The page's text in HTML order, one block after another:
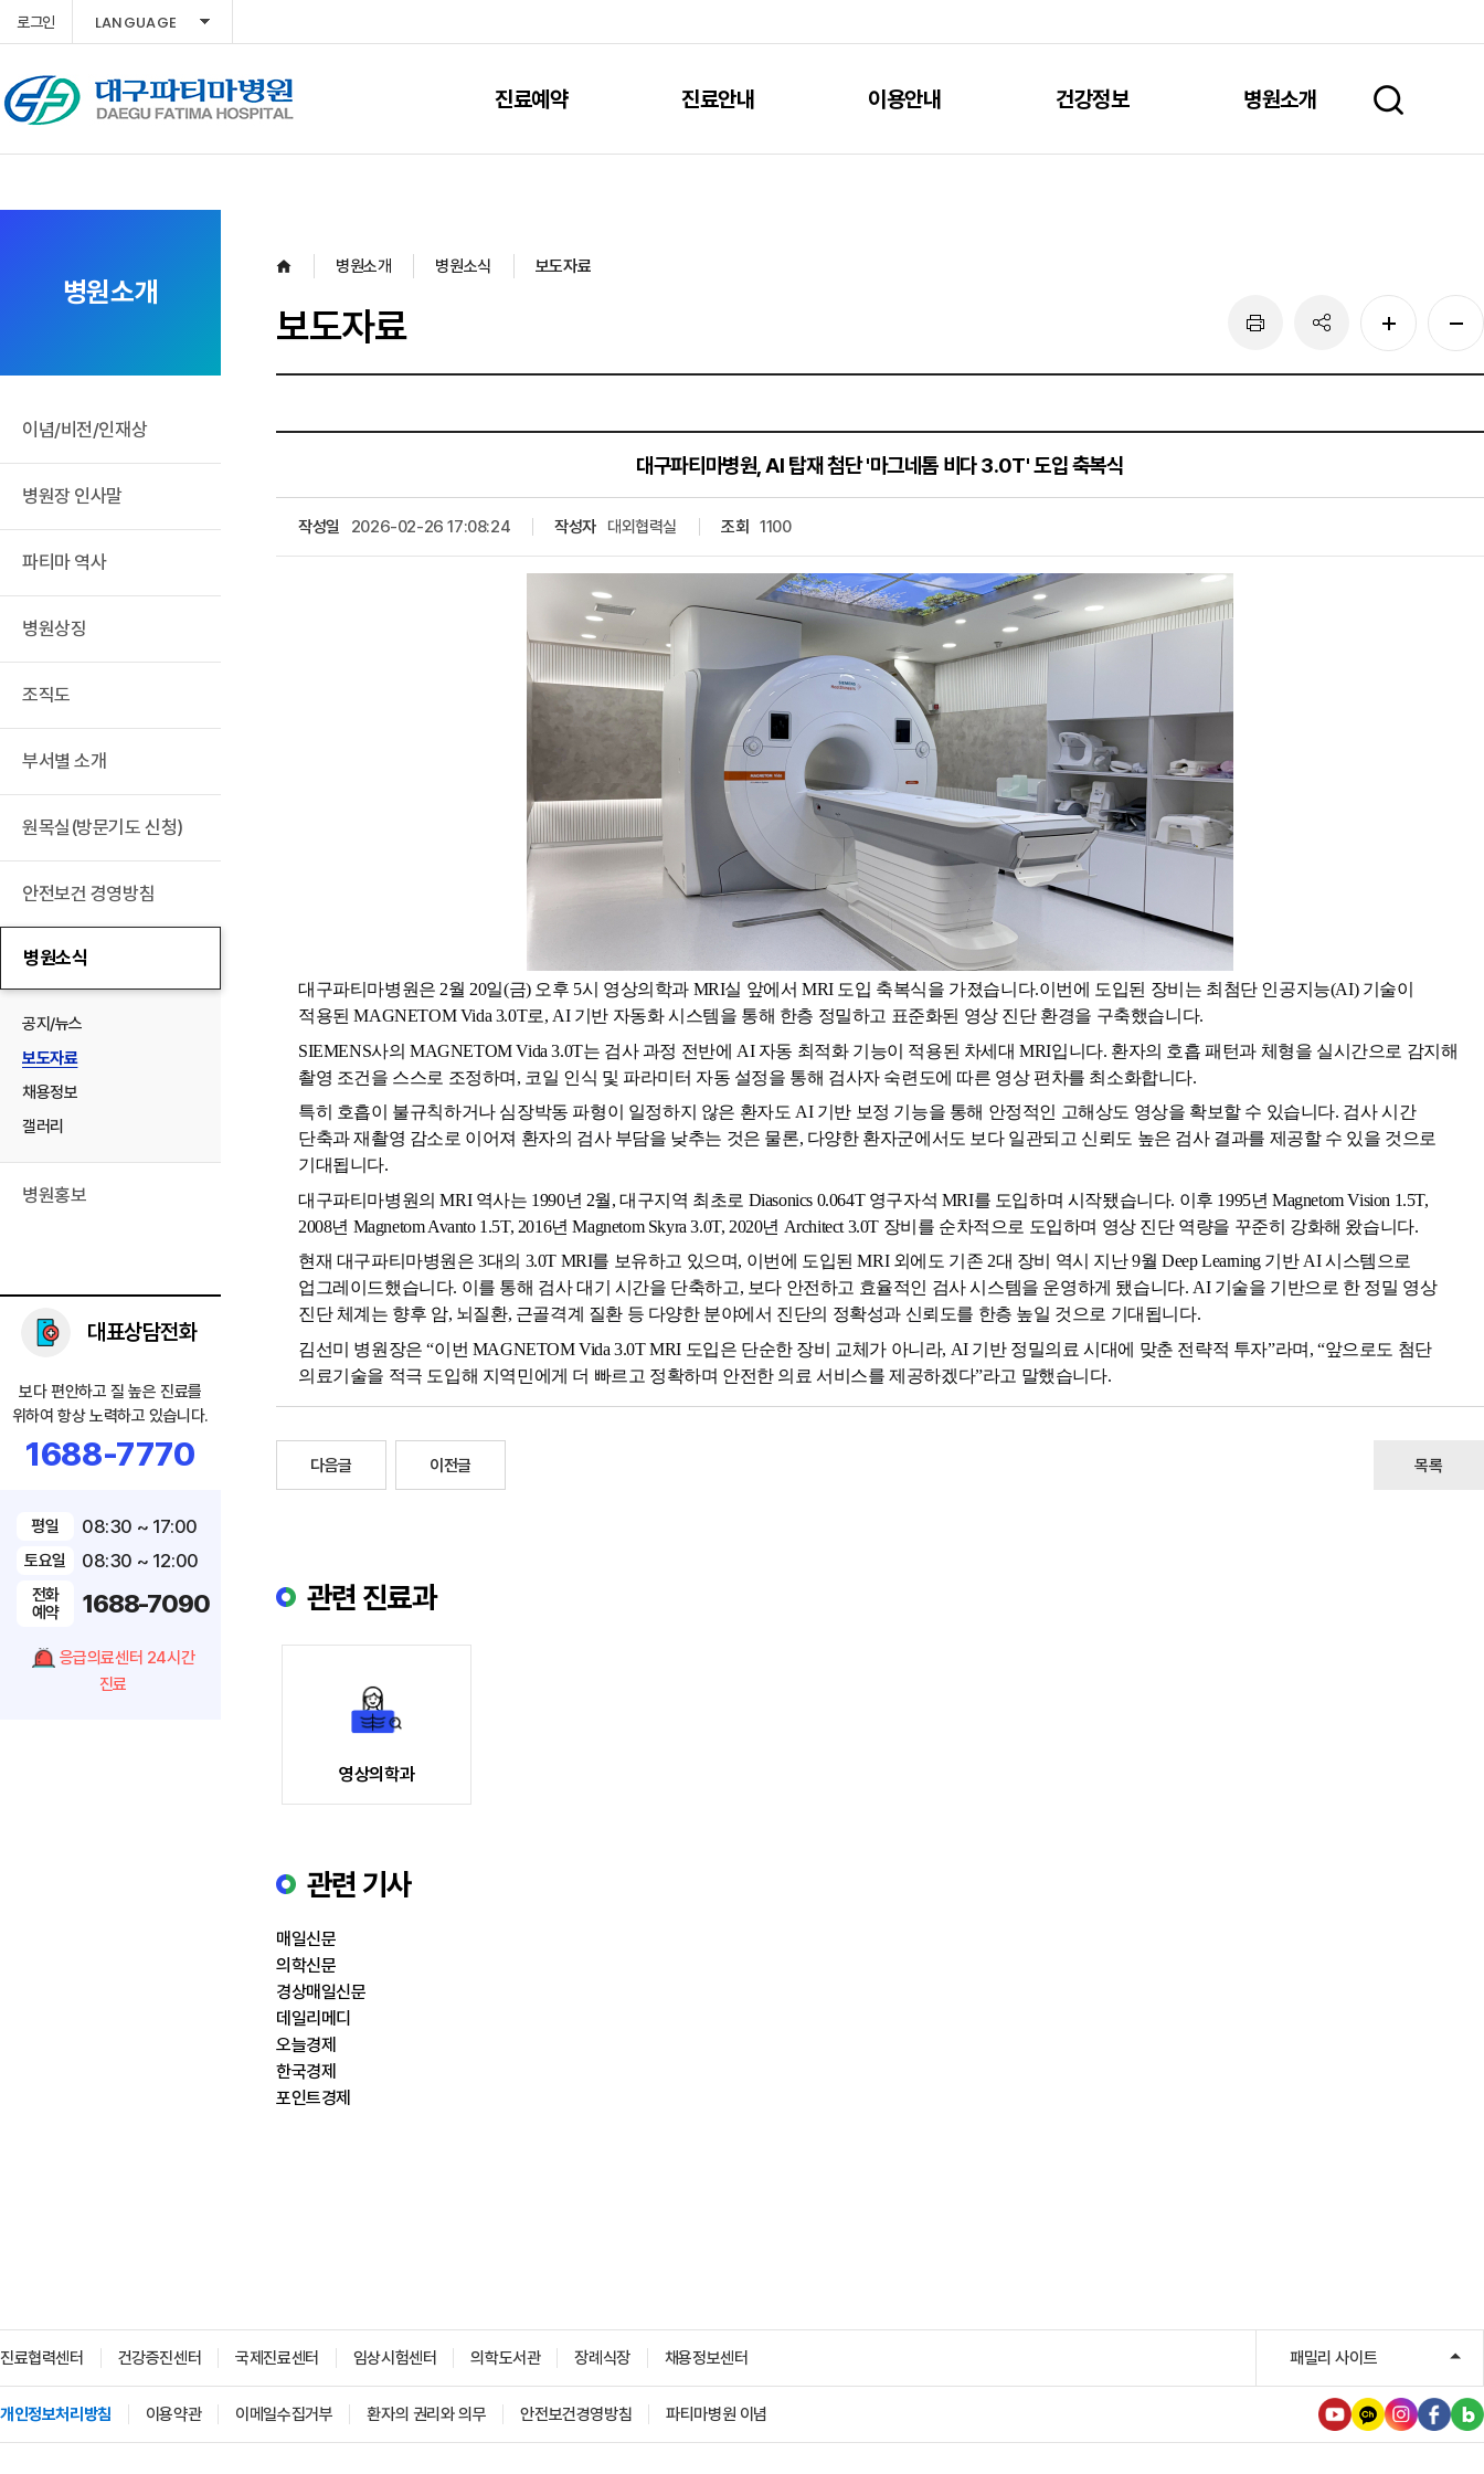
로그인 LANGUAGE
진료예약 진료안내 이용안내 건강정보 병원소개
병원소개
이념/비전/인재상
병원장 인사말
파티마 역사
병원상징
조직도
부서별 소개
원목실(방문기도 신청)
안전보건 경영방침
병원소식
공지/뉴스
보도자료
채용정보
갤러리
병원홍보
대표상담전화
보다 편안하고 질 높은 진료를
위하여 항상 노력하고 있습니다.
1688-7770
평일 08:30 ~ 17:00
토요일 08:30 ~ 12:00
전화
예약
1688-7090
응급의료센터 24시간
진료
보도자료
병원소개 병원소식 보도자료
대구파티마병원, AI 탑재 첨단 '마그네톰 비다 3.0T' 도입 축복식
작성일 2026-02-26 17:08:24 작성자 대외협력실 조회 1100
대구파티마병원은 2월 20일(금) 오후 5시 영상의학과 MRI실 앞에서 MRI 도입 축복식을 가졌습니다.이번에 도입된 장비는 최첨단 인공지능(AI) 기술이
적용된 MAGNETOM Vida 3.0T로, AI 기반 자동화 시스템을 통해 한층 정밀하고 표준화된 영상 진단 환경을 구축했습니다.
SIEMENS사의 MAGNETOM Vida 3.0T는 검사 과정 전반에 AI 자동 최적화 기능이 적용된 차세대 MRI입니다. 환자의 호흡 패턴과 체형을 실시간으로 감지해
촬영 조건을 스스로 조정하며, 코일 인식 및 파라미터 자동 설정을 통해 검사자 숙련도에 따른 영상 편차를 최소화합니다.
특히 호흡이 불규칙하거나 심장박동 파형이 일정하지 않은 환자도 AI 기반 보정 기능을 통해 안정적인 고해상도 영상을 확보할 수 있습니다. 검사 시간
단축과 재촬영 감소로 이어져 환자의 검사 부담을 낮추는 것은 물론, 다양한 환자군에서도 보다 일관되고 신뢰도 높은 검사 결과를 제공할 수 있을 것으로
기대됩니다.
대구파티마병원의 MRI 역사는 1990년 2월, 대구지역 최초로 Diasonics 0.064T 영구자석 MRI를 도입하며 시작됐습니다. 이후 1995년 Magnetom Vision 1.5T,
2008년 Magnetom Avanto 1.5T, 2016년 Magnetom Skyra 3.0T, 2020년 Architect 3.0T 장비를 순차적으로 도입하며 영상 진단 역량을 꾸준히 강화해 왔습니다.
현재 대구파티마병원은 3대의 3.0T MRI를 보유하고 있으며, 이번에 도입된 MRI 외에도 기존 2대 장비 역시 지난 9월 Deep Learning 기반 AI 시스템으로
업그레이드했습니다. 이를 통해 검사 대기 시간을 단축하고, 보다 안전하고 효율적인 검사 시스템을 운영하게 됐습니다. AI 기술을 기반으로 한 정밀 영상
진단 체계는 향후 암, 뇌질환, 근골격계 질환 등 다양한 분야에서 진단의 정확성과 신뢰도를 한층 높일 것으로 기대됩니다.
김선미 병원장은 “이번 MAGNETOM Vida 3.0T MRI 도입은 단순한 장비 교체가 아니라, AI 기반 정밀의료 시대에 맞춘 전략적 투자”라며, “앞으로도 첨단
의료기술을 적극 도입해 지역민에게 더 빠르고 정확하며 안전한 의료 서비스를 제공하겠다”라고 말했습니다.
다음글 이전글 목록
관련 진료과
영상의학과
소개
관련 기사
매일신문
의학신문
경상매일신문
데일리메디
오늘경제
한국경제
포인트경제
진료협력센터 건강증진센터 국제진료센터 임상시험센터 의학도서관 장례식장 채용정보센터 패밀리 사이트
개인정보처리방침 이용약관 이메일수집거부 환자의 권리와 의무 안전보건경영방침 파티마병원 이념